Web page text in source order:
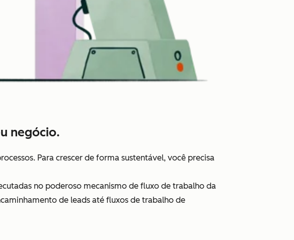
negócio.
Para crescer de forma sustentável, você precisa
no poderoso mecanismo de fluxo de trabalho da
de leads até fluxos de trabalho de